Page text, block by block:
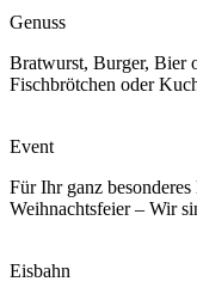
Genuss
Bratwurst, Burger, Bier
Fischbrötchen oder
Event
Für Ihr ganz
Weihnachtsfeier – Wir
Eisbahn